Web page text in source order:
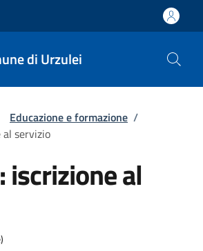
di Urzulei
pane
Educazione e formazione /
al servizio
iscrizione al